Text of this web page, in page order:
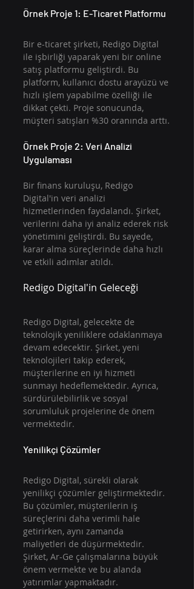
Örnek Proje 1: E-Ticaret Platformu
Bir e-ticaret şirketi, Redigo Digital
ile işbirliği yaparak yeni bir online
satış platformu geliştirdi. Bu
platform, kullanıcı dostu arayüzü ve
hızlı işlem yapabilme özelliği ile
dikkat çekti. Proje sonucunda,
müşteri satışları %30 oranında arttı.
Örnek Proje 2: Veri Analizi
Uygulaması
Bir finans kuruluşu, Redigo
Digital'in veri analizi
hizmetlerinden faydalandı. Şirket,
verilerini daha iyi analiz ederek risk
yönetimini geliştirdi. Bu sayede,
karar alma süreçlerinde daha hızlı
ve etkili adımlar atıldı.
Redigo Digital'in Geleceği
Redigo Digital, gelecekte de
teknolojik yeniliklere odaklanmaya
devam edecektir. Şirket, yeni
teknolojileri takip ederek,
müşterilerine en iyi hizmeti
sunmayı hedeflemektedir. Ayrıca,
sürdürülebilirlik ve sosyal
sorumluluk projelerine de önem
vermektedir.
Yenilikçi Çözümler
Redigo Digital, sürekli olarak
yenilikçi çözümler geliştirmektedir.
Bu çözümler, müşterilerin iş
süreçlerini daha verimli hale
getirirken, aynı zamanda
maliyetleri de düşürmektedir.
Şirket, Ar-Ge çalışmalarına büyük
önem vermekte ve bu alanda
yatırımlar yapmaktadır.